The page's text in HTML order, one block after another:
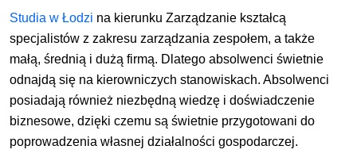
Studia w Łodzi na kierunku Zarządzanie kształcą
specjalistów z zakresu zarządzania zespołem, a także
małą, średnią i dużą firmą. Dlatego absolwenci świetnie
odnajdą się na kierowniczych stanowiskach. Absolwenci
posiadają również niezbędną wiedzę i doświadczenie
biznesowe, dzięki czemu są świetnie przygotowani do
poprowadzenia własnej działalności gospodarczej.